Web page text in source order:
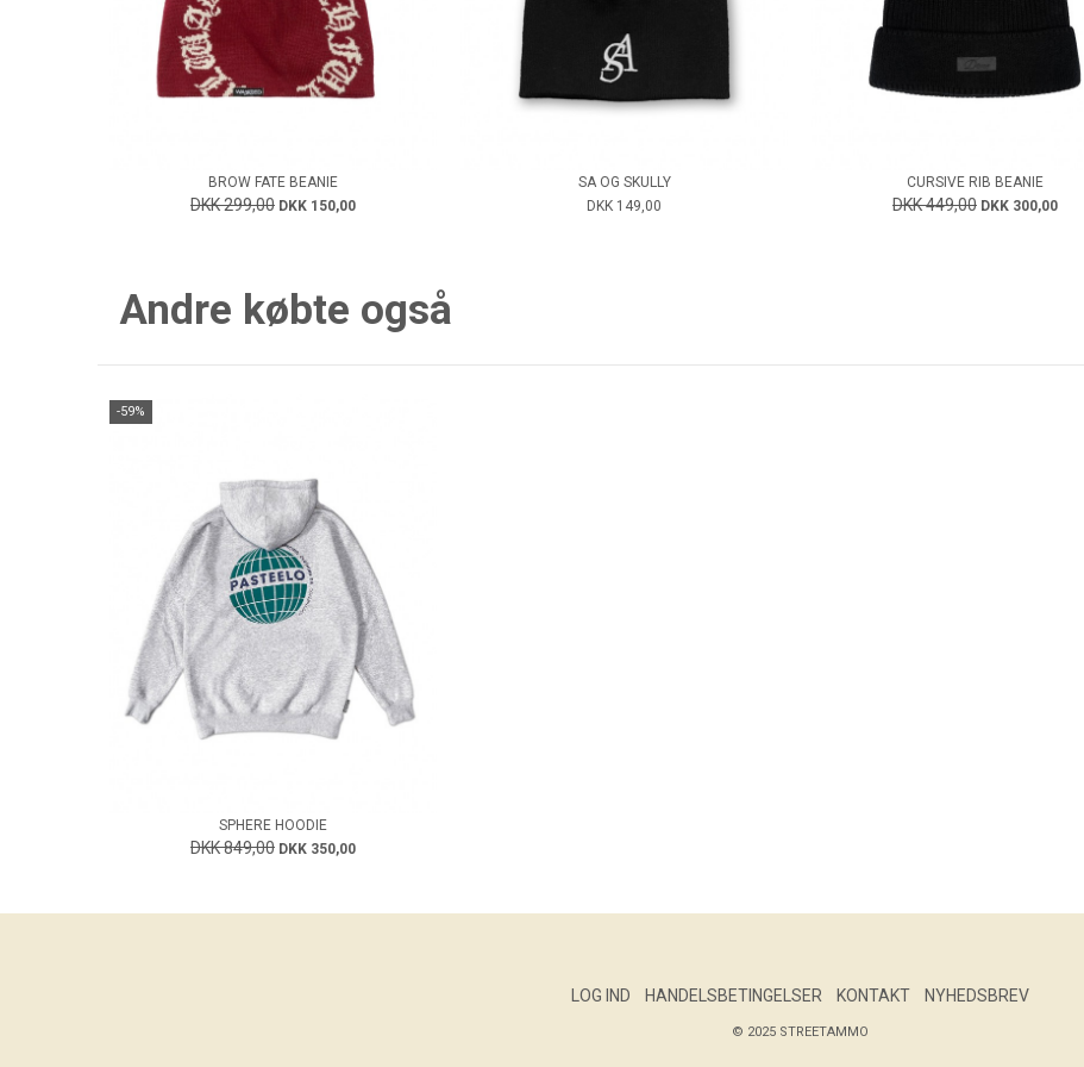
BROW FATE BEANIE
DKK 299,00 DKK 150,00
SA OG SKULLY
DKK 149,00
CURSIVE RIB BEANIE
DKK 449,00 DKK 300,00
Andre købte også
-59%
SPHERE HOODIE
DKK 849,00 DKK 350,00
LOG IND HANDELSBETINGELSER KONTAKT NYHEDSBREV
© 2025 STREETAMMO